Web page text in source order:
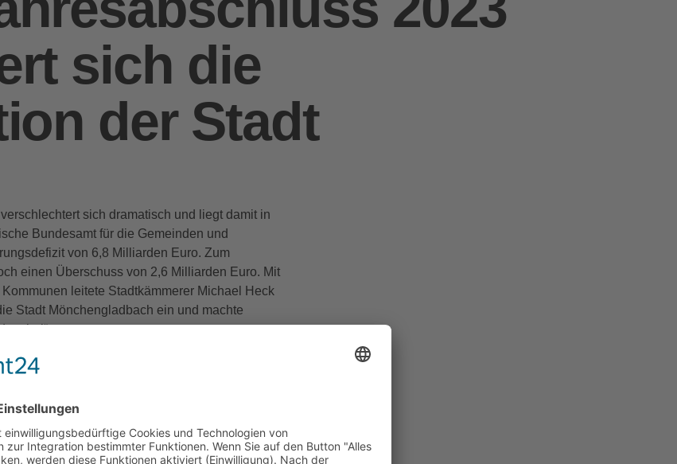
sich die
der Stadt
sich dramatisch und liegt damit in
Bundesamt für die Gemeinden und
von 6,8 Milliarden Euro. Zum
einen Überschuss von 2,6 Milliarden Euro. Mit
leitete Stadtkämmerer Michael Heck
Stadt Mönchengladbach ein und machte
vorbei“.
Überschuss von plus 101,8 Millionen
der Ergebnisrechnung für 2023 auf aktuell
fließen könnten. Mit anderen Worten:
Isolierungsbetrag an Ukrainekriegs-
100 Millionen Euro verschlechtert. Entsprechend
Haushaltausgleich notwendige Ausstattung